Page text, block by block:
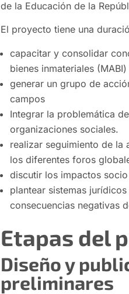
de la Educación de la
El proyecto tiene una
capacitar y consolidar
bienes inmateriales
generar un grupo de
campos
Integrar la problemática
organizaciones sociales.
realizar seguimiento de la
los diferentes foros
discutir los impactos
plantear sistemas
consecuencias negativas
Etapas del
Diseño y
preliminares